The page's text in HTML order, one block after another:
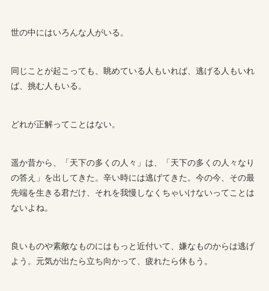
世の中にはいろんな人がいる。
同じことが起こっても、眺めている人もいれば、逃げる人もいれ
ば、挑む人もいる。
どれが正解ってことはない。
遥か昔から、「天下の多くの人々」は、「天下の多くの人々なり
の答え」を出してきた。辛い時には逃げてきた。今の今、その最
先端を生きる君だけ、それを我慢しなくちゃいけないってことは
ないよね。
良いものや素敵なものにはもっと近付いて、嫌なものからは逃げ
よう。元気が出たら立ち向かって、疲れたら休もう。